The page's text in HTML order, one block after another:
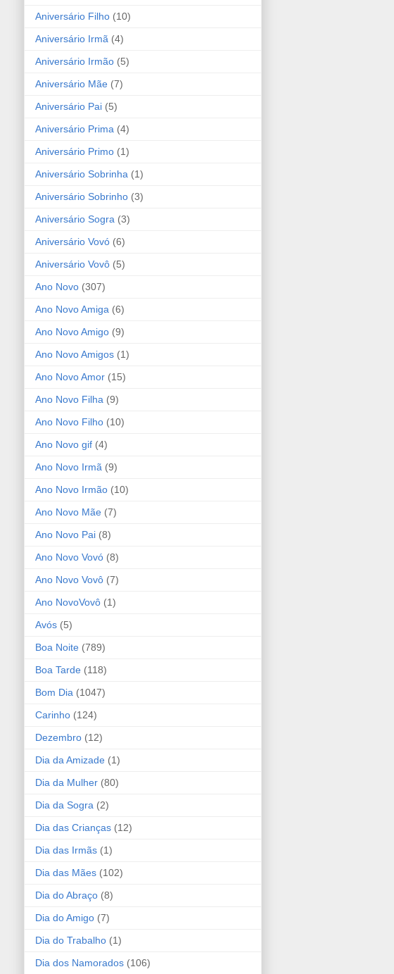
Aniversário Filho (10)
Aniversário Irmã (4)
Aniversário Irmão (5)
Aniversário Mãe (7)
Aniversário Pai (5)
Aniversário Prima (4)
Aniversário Primo (1)
Aniversário Sobrinha (1)
Aniversário Sobrinho (3)
Aniversário Sogra (3)
Aniversário Vovó (6)
Aniversário Vovô (5)
Ano Novo (307)
Ano Novo Amiga (6)
Ano Novo Amigo (9)
Ano Novo Amigos (1)
Ano Novo Amor (15)
Ano Novo Filha (9)
Ano Novo Filho (10)
Ano Novo gif (4)
Ano Novo Irmã (9)
Ano Novo Irmão (10)
Ano Novo Mãe (7)
Ano Novo Pai (8)
Ano Novo Vovó (8)
Ano Novo Vovô (7)
Ano NovoVovô (1)
Avós (5)
Boa Noite (789)
Boa Tarde (118)
Bom Dia (1047)
Carinho (124)
Dezembro (12)
Dia da Amizade (1)
Dia da Mulher (80)
Dia da Sogra (2)
Dia das Crianças (12)
Dia das Irmãs (1)
Dia das Mães (102)
Dia do Abraço (8)
Dia do Amigo (7)
Dia do Trabalho (1)
Dia dos Namorados (106)